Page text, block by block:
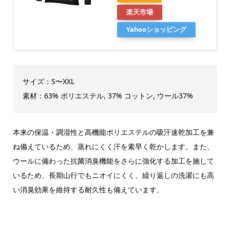
楽天市場
Yahooショッピング
サイズ：S〜XXL
素材：63% ポリエステル, 37% コットン, ウール37%
本来の保温・調湿性と高機能ポリエステルの吸汗速乾加工を兼
ね備えているため、蒸れにくく汗を素早く乾かします。また、
ウールに備わった抗菌消臭機能をさらに強化する加工を施して
いるため、長期山行でもニオイにくく、繰り返しの洗濯にも高
い消臭効果を維持する耐久性も備えています。